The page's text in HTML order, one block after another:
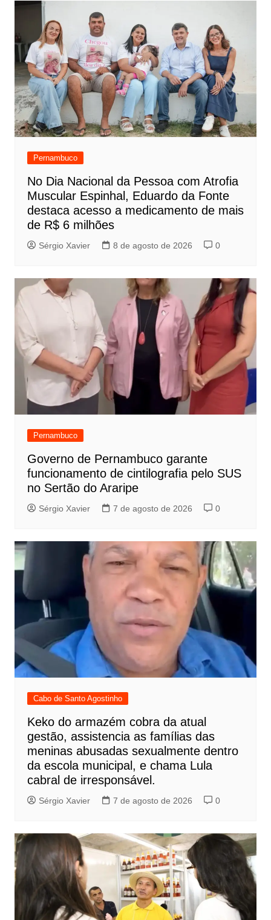
Pernambuco
No Dia Nacional da Pessoa com Atrofia
Muscular Espinhal, Eduardo da Fonte
destaca acesso a medicamento de mais
de R$ 6 milhões
Sérgio Xavier 8 de agosto de 2026 0
Pernambuco
Governo de Pernambuco garante
funcionamento de cintilografia pelo SUS
no Sertão do Araripe
Sérgio Xavier 7 de agosto de 2026 0
Cabo de Santo Agostinho
Keko do armazém cobra da atual
gestão, assistencia as famílias das
meninas abusadas sexualmente dentro
da escola municipal, e chama Lula
cabral de irresponsável.
Sérgio Xavier 7 de agosto de 2026 0